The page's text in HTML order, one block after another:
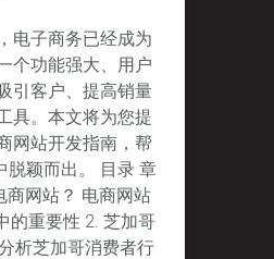
电子商务已经成为
个功能强大、用户
引客户、提高销量
具。本文将为您提
网站开发指南，帮
脱颖而出。 目录 章
商网站？ 电商网站
的重要性 2. 芝加哥
析芝加哥消费者行